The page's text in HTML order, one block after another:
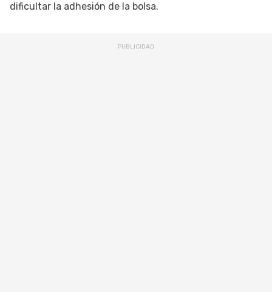
dificultar la adhesión de la bolsa.